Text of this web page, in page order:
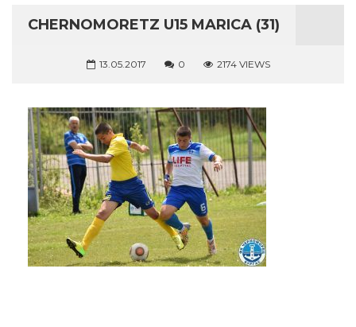
CHERNOMORETZ U15 MARICA (31)
13.05.2017 0 2174 VIEWS